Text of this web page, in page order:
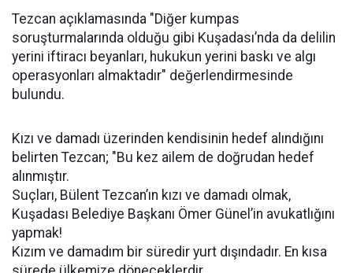
Tezcan açıklamasında "Diğer kumpas
soruşturmalarında olduğu gibi Kuşadası’nda da delilin
yerini iftiracı beyanları, hukukun yerini baskı ve algı
operasyonları almaktadır" değerlendirmesinde
bulundu.
Kızı ve damadı üzerinden kendisinin hedef alındığını
belirten Tezcan; "Bu kez ailem de doğrudan hedef
alınmıştır.
Suçları, Bülent Tezcan’ın kızı ve damadı olmak,
Kuşadası Belediye Başkanı Ömer Günel’in avukatlığını
yapmak!
Kızım ve damadım bir süredir yurt dışındadır. En kısa